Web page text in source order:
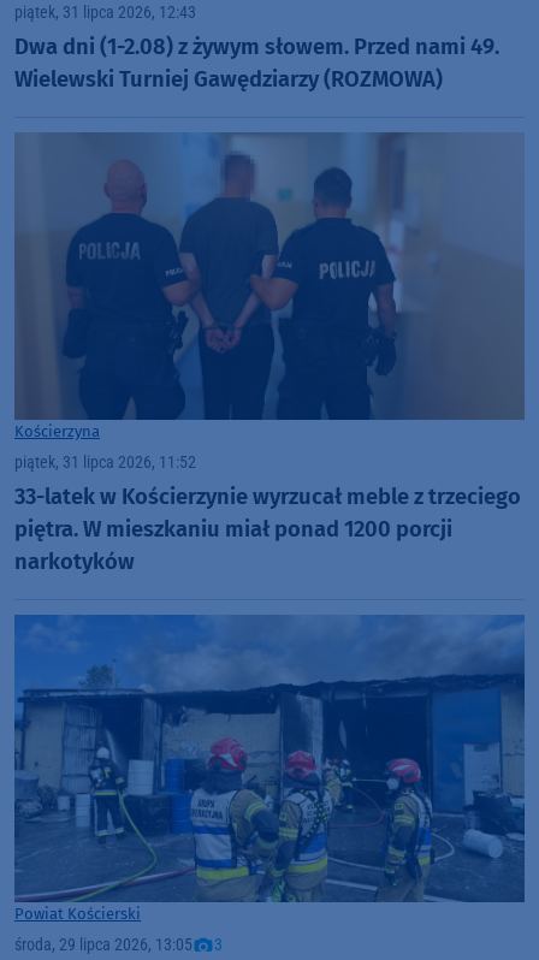
piątek, 31 lipca 2026, 12:43
Dwa dni (1-2.08) z żywym słowem. Przed nami 49.
Wielewski Turniej Gawędziarzy (ROZMOWA)
Kościerzyna
piątek, 31 lipca 2026, 11:52
33-latek w Kościerzynie wyrzucał meble z trzeciego
piętra. W mieszkaniu miał ponad 1200 porcji
narkotyków
Powiat Kościerski
środa, 29 lipca 2026, 13:05 3